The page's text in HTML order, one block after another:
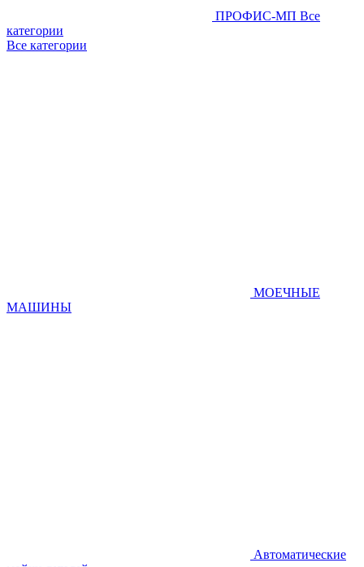
ПРОФИС-МП Все
категории
Все категории
МОЕЧНЫЕ
МАШИНЫ
Автоматические